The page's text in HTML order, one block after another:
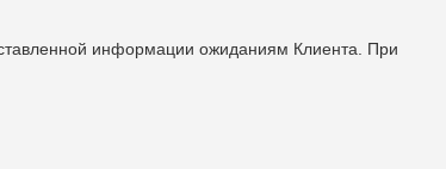
информации ожиданиям Клиента. При